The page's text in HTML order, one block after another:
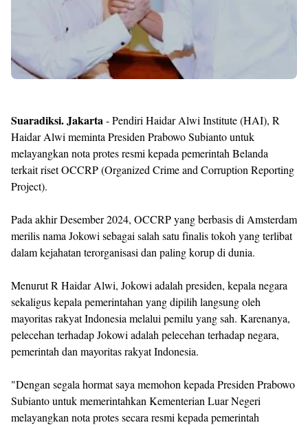
Suaradiksi. Jakarta- Pendiri Haidar Alwi Institute (HAI), R
Haidar Alwi meminta Presiden Prabowo Subianto untuk
melayangkan nota protes resmi kepada pemerintah Belanda
terkait riset OCCRP (Organized Crime and Corruption Reporting
Project).
Pada akhir Desember 2024, OCCRP yang berbasis di Amsterdam
merilis nama Jokowi sebagai salah satu finalis tokoh yang terlibat
dalam kejahatan terorganisasi dan paling korup di dunia.
Menurut R Haidar Alwi, Jokowi adalah presiden, kepala negara
sekaligus kepala pemerintahan yang dipilih langsung oleh
mayoritas rakyat Indonesia melalui pemilu yang sah. Karenanya,
pelecehan terhadap Jokowi adalah pelecehan terhadap negara,
pemerintah dan mayoritas rakyat Indonesia.
"Dengan segala hormat saya memohon kepada Presiden Prabowo
Subianto untuk memerintahkan Kementerian Luar Negeri
melayangkan nota protes secara resmi kepada pemerintah